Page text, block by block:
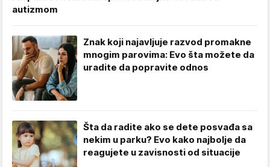
autizmom
Znak koji najavljuje razvod promakne
mnogim parovima: Evo šta možete da
uradite da popravite odnos
Šta da radite ako se dete posvađa sa
nekim u parku? Evo kako najbolje da
reagujete u zavisnosti od situacije